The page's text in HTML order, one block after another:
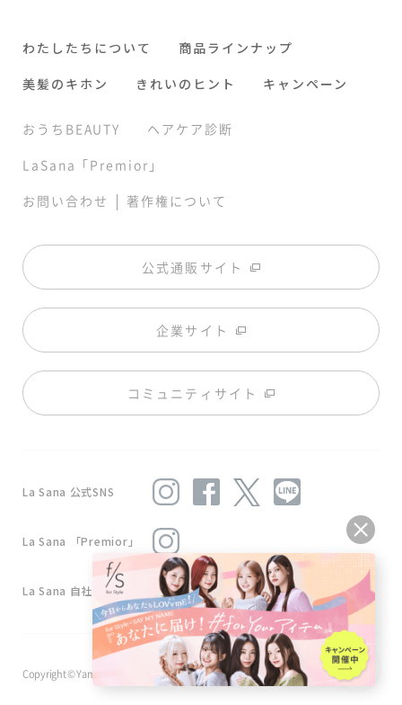
わたしたちについて
商品ラインナップ
美髪のキホン
きれいのヒント キャンペーン
おうちBEAUTY
ヘアケア診断
LaSana「Premior」
お問い合わせ | 著作権について
公式通販サイト
企業サイト
コミュニティサイト
La Sana 公式SNS
La Sana 「Premior」
La Sana 自社工場
Copyright © Yamasaki Co.,Ltd . All Rights Reserved.